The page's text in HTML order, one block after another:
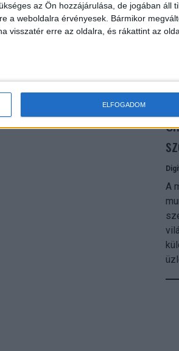
az Ön hozzájárulása, de jogában áll
a weboldalra érvényesek. Bármikor
visszatér erre az oldalra, és rákattint az
ELFOGADOM
A
–
az
A